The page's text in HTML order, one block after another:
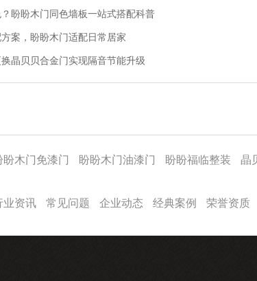
盼盼木门同色墙板一站式搭配科普
案，盼盼木门适配日常居家
晶贝贝合金门实现隔音节能升级
盼木门免漆门 盼盼木门油漆门 盼盼福临整装 晶
业资讯 常见问题 企业动态 经典案例 荣誉资质